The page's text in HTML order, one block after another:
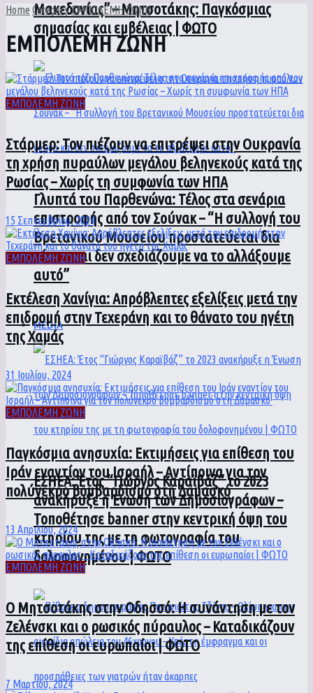
Μακεδονίας” – Μητσοτάκης: Παγκόσμιας
σημασίας και εμβέλειας | ΦΩΤΟ
Γλυπτά του Παρθενώνα: Τέλος στα σενάρια
επιστροφής από τον Σούνακ – “Η συλλογή του
Βρετανικού Μουσείου προστατεύεται δια
νόμου και δεν σχεδιάζουμε να το αλλάξουμε
αυτό”
MEDIA
ΕΣΗΕΑ: Έτος “Γιώργος Καραϊβάζ” το 2023
ανακήρυξε η Ένωση των Δημοσιογράφων –
Τοποθέτησε banner στην κεντρική όψη του
κτηρίου της με τη φωτογραφία του
δολοφονημένου | ΦΩΤΟ
Home CategoryΕΜΠΟΛΕΜΗ ΖΩΝΗ
ΕΜΠΟΛΕΜΗ ΖΩΝΗ
ΕΜΠΟΛΕΜΗ ΖΩΝΗ
Στάρμερ: Τον πιέζουν να επιτρέψει στην Ουκρανία
τη χρήση πυραύλων μεγάλου βεληνεκούς κατά της
Ρωσίας – Χωρίς τη συμφωνία των ΗΠΑ
15 Σεπτεμβρίου, 2024
ΕΜΠΟΛΕΜΗ ΖΩΝΗ
Εκτέλεση Χανίγια: Απρόβλεπτες εξελίξεις μετά την
επιδρομή στην Τεχεράνη και το θάνατο του ηγέτη
της Χαμάς
31 Ιουλίου, 2024
ΕΜΠΟΛΕΜΗ ΖΩΝΗ
Παγκόσμια ανησυχία: Εκτιμήσεις για επίθεση του
Ιράν εναντίον του Ισραήλ – Αντίποινα για τον
πολύνεκρο βομβαρδισμό στη Δαμασκό
13 Απριλίου, 2024
ΕΜΠΟΛΕΜΗ ΖΩΝΗ
Ο Μητσοτάκης στην Οδησσό: Η συνάντηση με τον
Ζελένσκι και ο ρωσικός πύραυλος – Καταδικάζουν
της επίθεση οι ευρωπαίοι | ΦΩΤΟ
7 Μαρτίου, 2024